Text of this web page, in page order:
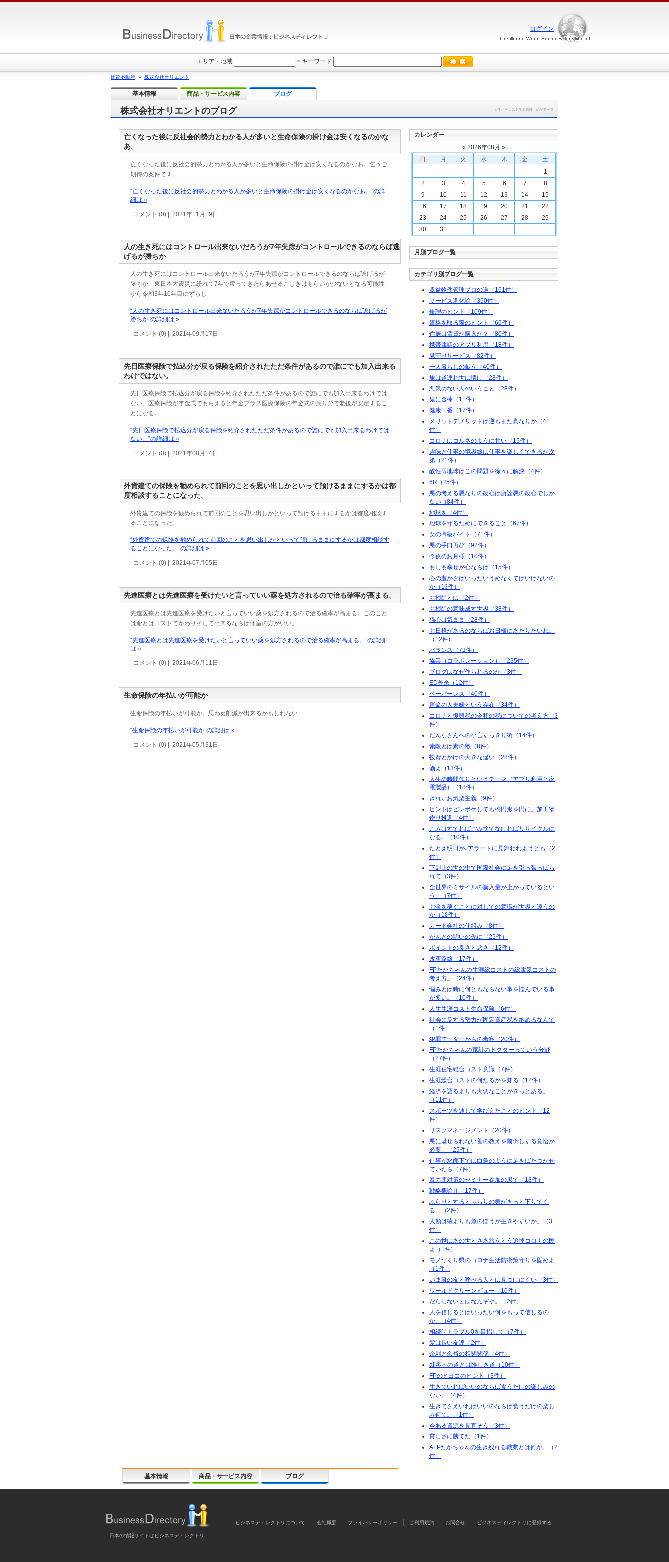
「人生生涯コスト生命保険」の記事一覧
株式会社オリエントのブログ
亡くなった後に反社会的勢力とわかる人が多いと生命保険の掛け金は安くなるのかな
あ。
亡くなった後に反社会的勢力とわかる人が多いと生命保険の掛け金は安くなるのかなあ。乞うご
期待の案件です。
“亡くなった後に反社会的勢力とわかる人が多いと生命保険の掛け金は安くなるのかなあ。”の詳
細は »
| コメント (0) | 2021年11月19日
人の生き死にはコントロール出来ないだろうが7年失踪がコントロールできるのならば逃
げるが勝ちか
人の生き死にはコントロール出来ないだろうが7年失踪がコントロールできるのならば逃げるが
勝ちか。東日本大震災に紛れて7年で戻ってきたらあせるこじきはもらいが少ないとなる可能性
から令和3年10年目にずらし
“人の生き死にはコントロール出来ないだろうが7年失踪がコントロールできるのならば逃げるが
勝ちか”の詳細は »
| コメント (0) | 2021年09月17日
先日医療保険で払込分が戻る保険を紹介されたただ条件があるので誰にでも加入出来る
わけではない。
先日医療保険で払込分が戻る保険を紹介されたただ条件があるので誰にでも加入出来るわけでは
ない。医療保険が年金式でもらえると年金プラス医療保険の年金式の戻り分で老後が安定するこ
とになる。
“先日医療保険で払込分が戻る保険を紹介されたただ条件があるので誰にでも加入出来るわけでは
ない。”の詳細は »
| コメント (0) | 2021年08月14日
外貨建ての保険を勧められて前回のことを思い出しかといって預けるままにするかは都
度相談することになった。
外貨建ての保険を勧められて前回のことを思い出しかといって預けるままにするかは都度相談す
ることになった。
“外貨建ての保険を勧められて前回のことを思い出しかといって預けるままにするかは都度相談す
ることになった。”の詳細は »
| コメント (0) | 2021年07月05日
先進医療とは先進医療を受けたいと言っていい薬を処方されるので治る確率が高まる。
先進医療とは先進医療を受けたいと言っていい薬を処方されるので治る確率が高まる。このこと
は命とはコストでかわりそして出来るならば個室の方がいい。
“先進医療とは先進医療を受けたいと言っていい薬を処方されるので治る確率が高まる。”の詳細
は »
| コメント (0) | 2021年06月11日
生命保険の年払いが可能か
生命保険の年払いが可能か。思わぬ削減が出来るかもしれない
“生命保険の年払いが可能か”の詳細は »
| コメント (0) | 2021年05月31日
カレンダー
« 2026年08月 »
日
月 火 水 木 金
土
1
2
3 4 5 6 7
8
9
10 11 12 13 14
15
16
17 18 19 20 21
22
23
24 25 26 27 28
29
30
31
月別ブログ一覧
カテゴリ別ブログ一覧
収益物件管理プロの道（161件）
サービス進化論（350件）
修理のヒント（109件）
資格を取る際のヒント（66件）
住居は賃貸か購入か？（80件）
携帯電話のアプリ利用（18件）
見守りサービス（82件）
一人暮らしの献立（40件）
旅は道連れ世は情け（28件）
悪気のない人のいうこと（28件）
鬼に金棒（11件）
健康一番（17件）
メリットデメリットは逆もまた真なりか（41
件）
コロナはコルネのように甘い（15件）
趣味と仕事の境界線は仕事を楽しくできるか次
第（21件）
酸性雨地球はこの問題を徐々に解決（4件）
6R（25件）
悪の考える悪なりの改心は所詮悪の改心でしか
ない（84件）
地球を（4件）
地球を守るためにできること（67件）
女の高級バイト（71件）
悪の手口再び（92件）
今夜のお月様（10件）
もしも幸せが心ならば（15件）
心の豊かさはいったいうめなくてはいけないの
か（13件）
お掃除とは（2件）
お掃除の意味成す世界（38件）
猫心は気まま（28件）
お日様があるのならばお日様にあたりたいね。
（12件）
バランス（73件）
協業（コラボレーション）（235件）
ブログはなぜ作られるのか（3件）
ED外来（12件）
ペーパーレス（40件）
運命の人夫婦という存在（34件）
コロナと復興税の令和の税についての考え方（3
件）
だんなさんへの小言すっきり術（14件）
素敵とは素の敵（8件）
投資とかけの大きな違い（28件）
酒よ（13件）
人生の時間作りというテーマ（アプリ利用と家
電製品）（18件）
きれいお気楽主義（9件）
ヒントはピンボケしても楕円形を円に。加工物
作り推進（4件）
ごみはすてればごみ捨てなければリサイクルに
なる。（10件）
たとえ明日がJアラートに見舞われようとも（2
件）
下剋上の世の中で国際社会に足を引っ張っぱら
れて（3件）
全世界のミサイルの購入量が上がっているとい
う。（7件）
お金を稼ぐことに対しての意識が世界と違うの
か（18件）
カード会社の仕組み（8件）
がんとの闘いの先に（25件）
ポイントの良さと悪さ（12件）
改革路線（17件）
FPたかちゃんの生涯総コストの総電気コストの
考え方。（24件）
悩みとは時に何ともならない事を悩んでいる事
が多い。（10件）
人生生涯コスト生命保険（6件）
社会に反する勢力が固定資産税を納めるなんて
（1件）
犯罪データーからの考察（20件）
FPたかちゃんの家計のドクターっていう分野
（27件）
生涯住宅総合コスト意識（7件）
生涯総合コストの何たるかを知る（12件）
経済を語るよりも大切なことがきっとある。
（11件）
スポーツを通して学びえたことのヒント（12
件）
リスクマネージメント（20件）
悪に魅せられない善の教えを前倒しする覚悟が
必要。（25件）
仕事が水面下では白鳥のように足をばたつかせ
ていたら（7件）
暴力団対策のセミナー参加の果て（18件）
戦略概論Ⅱ（17件）
ふらりとするとふらりの舞がきっと下りてく
る。（2件）
人類は猿よりも魚のほうが生きやすいか。（3
件）
この世はあの世とさあ旅立とう追悼コロナの民
よ（1件）
モノづくり県のコロナ生活防衛策守りを固めよ
（1件）
いま真の友と呼べる人とは見つけにくい（3件）
ワールドクリーンビュー（10件）
だらしないとはなんぞや。（2件）
人を信じるとはいったい何をもって信じるの
か。（4件）
相続時トラブル0を目指して（7件）
髪は長い友達（2件）
余剰と余裕の相関関係（4件）
all零への道とは険しき道（10件）
FPのヒヨコのヒント（3件）
生きていればいいのならば食うだけの楽しみの
ない。（4件）
生きてさえいればいいのならば食うだけの楽し
み何て。（1件）
今ある資源を見直そう（3件）
貧しさに勝てた（1件）
AFPたかちゃんの生き残れる職業とは何か。（2
件）
基本情報 商品・サービス内容 ブログ
日本の情報サイトはビジネスディレクトリ
ビジネスディレクトリについて 会社概要 プライバシーポリシー ご利用規約 お問合せ ビジネスディレクトリに登録する
ログイン
エリア・地域 × キーワード
賃貸不動産 » 株式会社オリエント
基本情報 商品・サービス内容 ブログ